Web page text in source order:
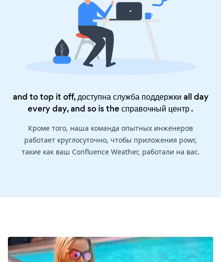
and to top it off, доступна служба поддержки all day
every day, and so is theсправочный центр.
Кроме того, наша команда опытных инженеров
работает круглосуточно, чтобы приложения powr,
такие как ваш Confluence Weather, работали на вас.